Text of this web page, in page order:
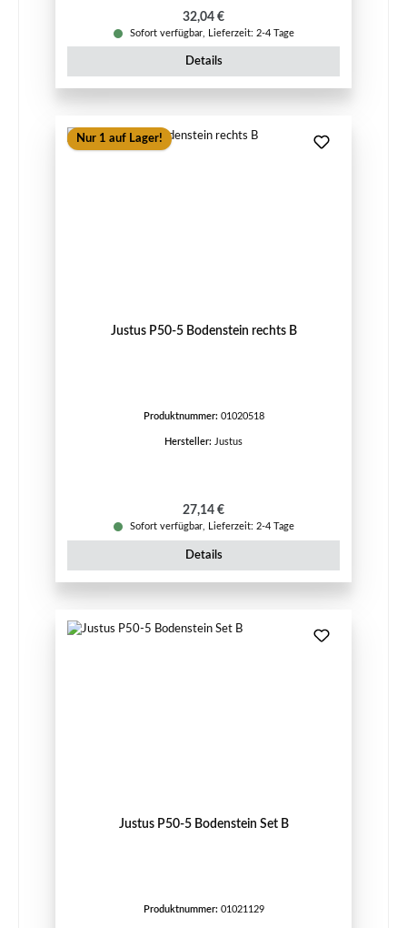
Regulärer Preis:
32,04 €
Sofort verfügbar, Lieferzeit: 2-4 Tage
Details
Nur 1 auf Lager!
Justus P50-5 Bodenstein rechts B
Produktnummer: 01020518
Hersteller: Justus
Regulärer Preis:
27,14 €
Sofort verfügbar, Lieferzeit: 2-4 Tage
Details
Justus P50-5 Bodenstein Set B
Produktnummer: 01021129